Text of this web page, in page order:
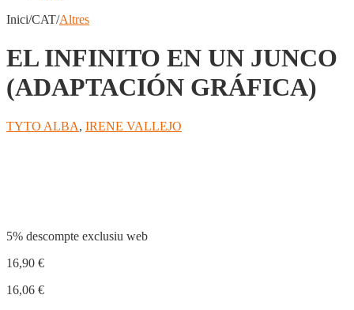
Inici/CAT/Altres
EL INFINITO EN UN JUNCO
(ADAPTACIÓN GRÁFICA)
TYTO ALBA, IRENE VALLEJO
5% descompte exclusiu web
16,90 €
16,06 €